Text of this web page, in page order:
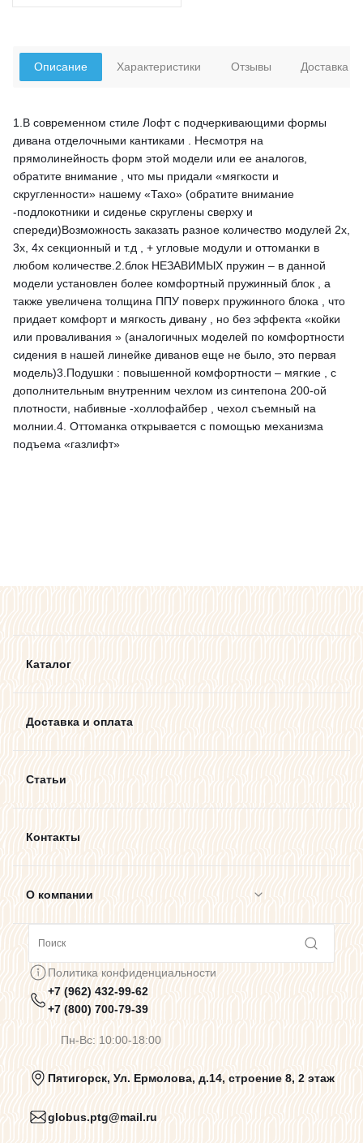
Описание
1.В современном стиле Лофт с подчеркивающими формы
дивана отделочными кантиками . Несмотря на
прямолинейность форм этой модели или ее аналогов,
обратите внимание , что мы придали «мягкости и
скругленности» нашему «Тахо» (обратите внимание
-подлокотники и сиденье скруглены сверху и
спереди)Возможность заказать разное количество модулей 2х,
3х, 4х секционный и т.д , + угловые модули и оттоманки в
любом количестве.2.блок НЕЗАВИМЫХ пружин – в данной
модели установлен более комфортный пружинный блок , а
также увеличена толщина ППУ поверх пружинного блока , что
придает комфорт и мягкость дивану , но без эффекта «койки
или проваливания » (аналогичных моделей по комфортности
сидения в нашей линейке диванов еще не было, это первая
модель)3.Подушки : повышенной комфортности – мягкие , с
дополнительным внутренним чехлом из синтепона 200-ой
плотности, набивные -холлофайбер , чехол съемный на
молнии.4. Оттоманка открывается с помощью механизма
подъема «газлифт»
Характеристики Отзывы Доставка
Каталог
Доставка и оплата
Статьи
Контакты
О компании
Предупреждения о цветопередаче
Политика конфиденциальности
Пользовательское соглашение
Политика конфиденциальности
+7 (962) 432-99-62
+7 (800) 700-79-39
Пн-Вс: 10:00-18:00
Пятигорск, Ул. Ермолова, д.14, строение 8, 2 этаж
globus.ptg@mail.ru